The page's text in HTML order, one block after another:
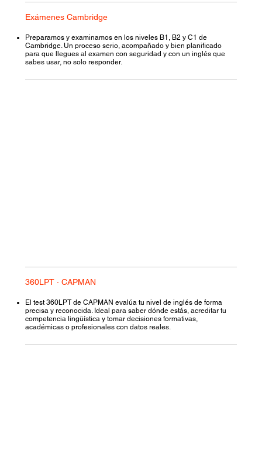
Exámenes Cambridge
Preparamos y examinamos en los niveles B1, B2 y C1 de
Cambridge. Un proceso serio, acompañado y bien planificado
para que llegues al examen con seguridad y con un inglés que
sabes usar, no solo responder.
360LPT · CAPMAN
El test 360LPT de CAPMAN evalúa tu nivel de inglés de forma
precisa y reconocida. Ideal para saber dónde estás, acreditar tu
competencia lingüística y tomar decisiones formativas,
académicas o profesionales con datos reales.